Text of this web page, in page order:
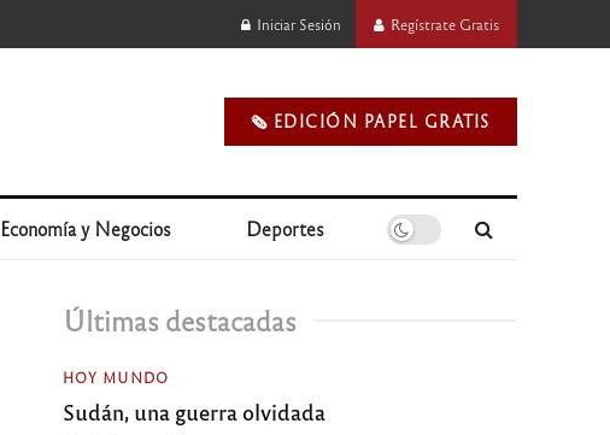
Iniciar Sesión Regístrate Gratis
🗞️ EDICIÓN PAPEL GRATIS
Economía y Negocios Deportes
Últimas destacadas
HOY MUNDO
Sudán, una guerra olvidada